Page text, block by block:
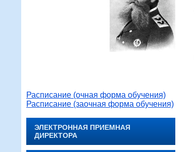
Расписание (очная форма обучения)
Расписание (заочная форма обучения)
ЭЛЕКТРОННАЯ ПРИЕМНАЯ
ДИРЕКТОРА